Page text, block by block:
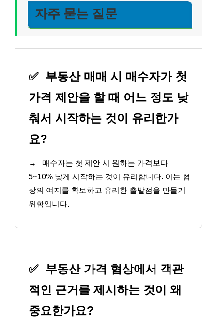
자주 묻는 질문
✅ 부동산 매매 시 매수자가 첫
가격 제안을 할 때 어느 정도 낮
춰서 시작하는 것이 유리한가
요?
→
매수자는 첫 제안 시 원하는 가격보다
5~10% 낮게 시작하는 것이 유리합니다. 이는 협
상의 여지를 확보하고 유리한 출발점을 만들기
위함입니다.
✅ 부동산 가격 협상에서 객관
적인 근거를 제시하는 것이 왜
중요한가요?